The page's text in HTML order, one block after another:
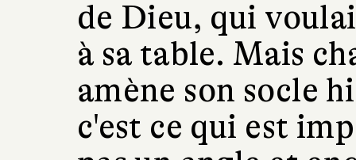
de Dieu, qui
à sa table. Mais
amène son socle
c'est ce qui est